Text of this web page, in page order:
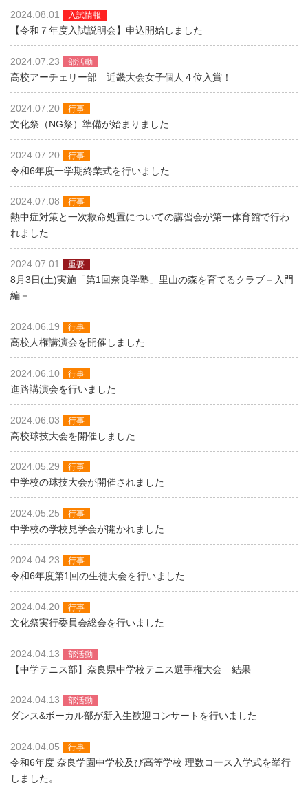
2024.08.01 入試情報
【令和７年度入試説明会】申込開始しました
2024.07.23 部活動
高校アーチェリー部 近畿大会女子個人４位入賞！
2024.07.20 行事
文化祭（NG祭）準備が始まりました
2024.07.20 行事
令和6年度一学期終業式を行いました
2024.07.08 行事
熱中症対策と一次救命処置についての講習会が第一体育館で行わ
れました
2024.07.01 重要
8月3日(土)実施「第1回奈良学塾」里山の森を育てるクラブ－入門
編－
2024.06.19 行事
高校人権講演会を開催しました
2024.06.10 行事
進路講演会を行いました
2024.06.03 行事
高校球技大会を開催しました
2024.05.29 行事
中学校の球技大会が開催されました
2024.05.25 行事
中学校の学校見学会が開かれました
2024.04.23 行事
令和6年度第1回の生徒大会を行いました
2024.04.20 行事
文化祭実行委員会総会を行いました
2024.04.13 部活動
【中学テニス部】奈良県中学校テニス選手権大会 結果
2024.04.13 部活動
ダンス&ボーカル部が新入生歓迎コンサートを行いました
2024.04.05 行事
令和6年度 奈良学園中学校及び高等学校 理数コース入学式を挙行
しました。